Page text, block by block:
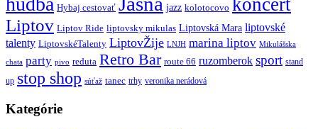
Hybaj cestovať jazz kolotocovo
Liptov Liptov Ride liptovsky mikulas Liptovská Mara liptovské
talenty LiptovskéTalenty LiptovŽije LNJH marina liptov Mikulášska
chata party pivo reduta Retro Bar route 66 ruzomberok sport stand
up stop shop súťaž tanec trhy veronika nerádová
Kategórie